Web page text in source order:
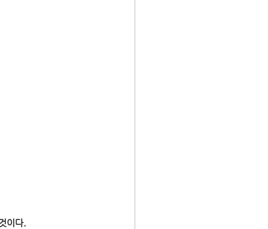
이다.